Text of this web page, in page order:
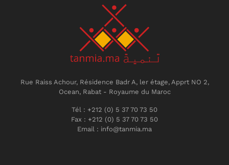
Rue Raiss Achour, Résidence Badr A, ler étage, Apprt NO 2,
Ocean, Rabat - Royaume du Maroc
Tél : +212 (0) 5 37 70 73 50
Fax : +212 (0) 5 37 70 73 50
Email : info@tanmia.ma